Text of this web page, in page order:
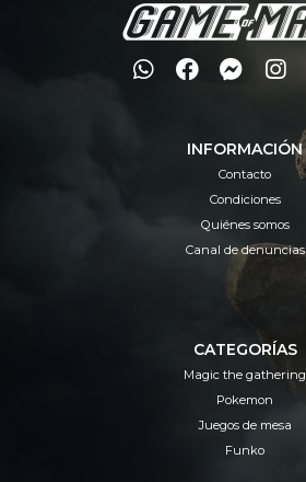
INFORMACIÓN
Contacto
Condiciones
Quiénes somos
Canal de denuncias
CATEGORÍAS
Magic the gathering
Pokemon
Juegos de mesa
Funko